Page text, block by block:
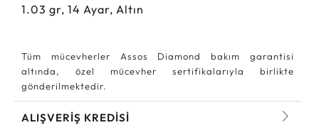
1.03 gr, 14 Ayar, Altın
Tüm mücevherler Assos Diamond bakım garantisi
altında, özel mücevher sertifikalarıyla birlikte
gönderilmektedir.
ALIŞVERİŞ KREDİSİ